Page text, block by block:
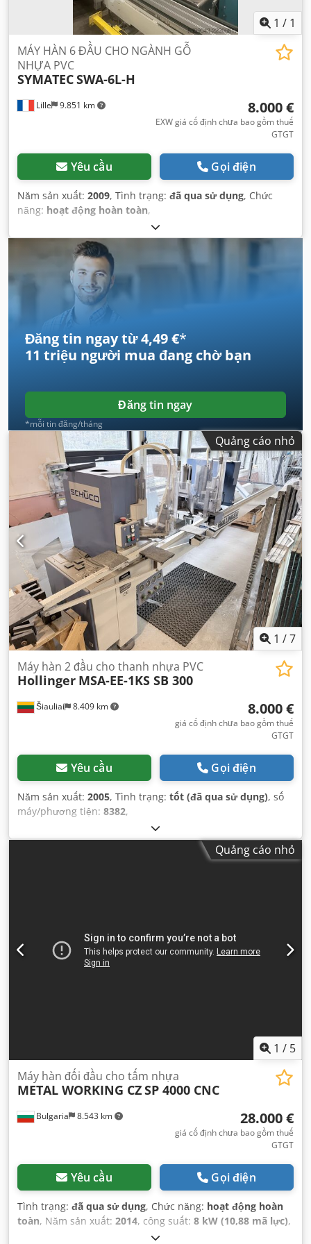
1 / 1
Lille 9.851 km
MÁY HÀN 6 ĐẦU CHO NGÀNH GỖ
NHỰA PVC
SYMATECSWA-6L-H
8.000 €
EXW giá cố định chưa bao gồm thuế
GTGT
Yêu cầu Gọi điện
Năm sản xuất: 2009, Tình trạng: đã qua sử dụng, Chức
năng: hoạt động hoàn toàn,
Đăng tin ngay từ 4,49 €*
11 triệu người mua đang chờ bạn
Đăng tin ngay
*mỗi tin đăng/tháng
Quảng cáo nhỏ
1 /7
Šiauliai 8.409 km
Máy hàn 2 đầu cho thanh nhựa PVC
Hollinger MSA-EE-1KS SB 300
8.000 €
giá cố định chưa bao gồm thuế
GTGT
Yêu cầu Gọi điện
Năm sản xuất: 2005, Tình trạng: tốt (đã qua sử dụng), số
máy/phương tiện: 8382,
Quảng cáo nhỏ
1 / 5
Bulgaria 8.543 km
Máy hàn đối đầu cho tấm nhựa
METAL WORKING CZSP 4000 CNC
28.000 €
giá cố định chưa bao gồm thuế
GTGT
Yêu cầu Gọi điện
Tình trạng: đã qua sử dụng, Chức năng: hoạt động hoàn
toàn, Năm sản xuất: 2014, công suất: 8 kW (10,88 mã lực),
, trọng lượng tổng cộng: